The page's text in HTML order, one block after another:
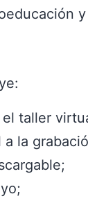
taller
la